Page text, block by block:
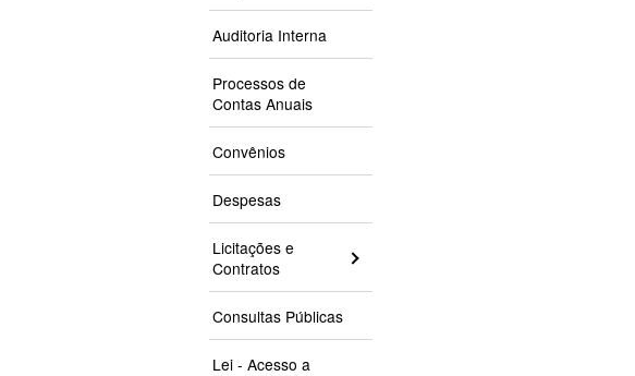
Auditoria Interna
Processos de
Contas Anuais
Convênios
Despesas
Licitações e
Contratos
Consultas Públicas
Lei - Acesso a